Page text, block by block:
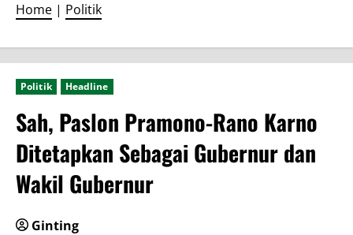
Home | Politik
Politik Headline
Sah, Paslon Pramono-Rano Karno
Ditetapkan Sebagai Gubernur dan
Wakil Gubernur
Ginting